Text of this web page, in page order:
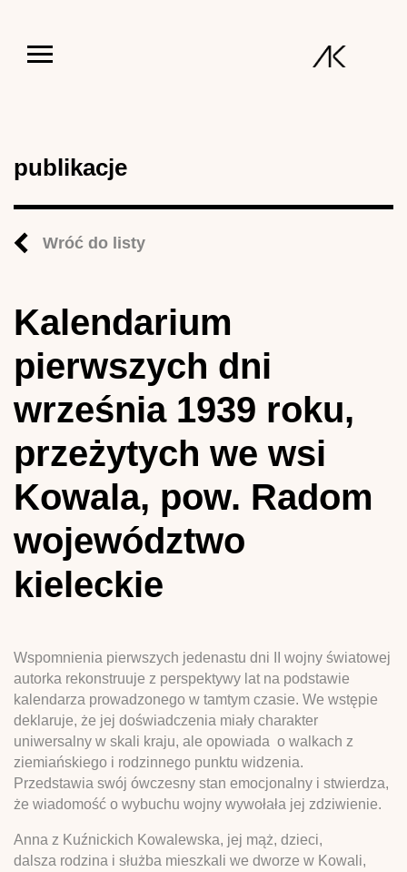
publikacje
Wróć do listy
Kalendarium
pierwszych dni
września 1939 roku,
przeżytych we wsi
Kowala, pow. Radom
województwo
kieleckie
Wspomnienia pierwszych jedenastu dni II wojny światowej
autorka rekonstruuje z perspektywy lat na podstawie
kalendarza prowadzonego w tamtym czasie. We wstępie
deklaruje, że jej doświadczenia miały charakter
uniwersalny w skali kraju, ale opowiada o walkach z
ziemiańskiego i rodzinnego punktu widzenia.
Przedstawia swój ówczesny stan emocjonalny i stwierdza,
że wiadomość o wybuchu wojny wywołała jej zdziwienie.
Anna z Kuźnickich Kowalewska, jej mąż, dzieci,
dalsza rodzina i służba mieszkali we dworze w Kowali,